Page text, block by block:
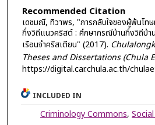
Recommended Citation
เดชมณี, ทิวาพร, "การกลับใจของผู้พ้นโทษ
กึ่งวิถีแนวคริสต์ : ศึกษากรณีบ้านกึ่งวิถีบ้
เรือนจำคริสเตียน" (2017).
Theses and Dissertations (Chula
https://digital.car.chula.ac.th/
INCLUDED IN
Criminology Commons,